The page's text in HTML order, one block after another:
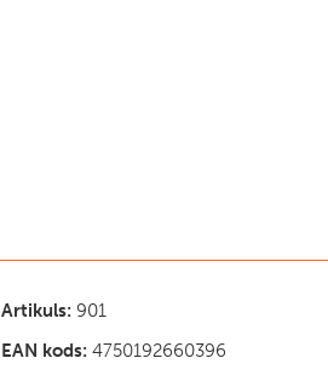
Artikuls: 901
EAN kods: 4750192660396